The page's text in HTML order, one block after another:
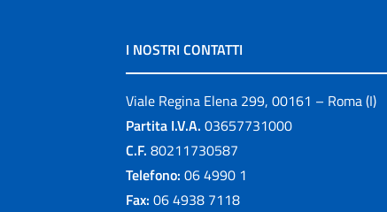
I NOSTRI CONTATTI
Viale Regina Elena 299, 00161 – Roma (I)
Partita I.V.A. 03657731000
C.F. 80211730587
Telefono: 06 4990 1
Fax: 06 4938 7118